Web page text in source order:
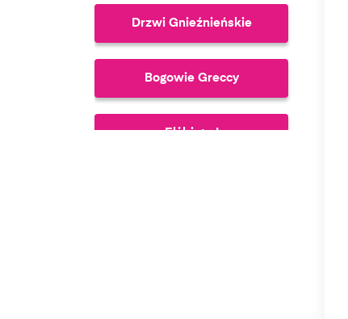
Drzwi Gnieźnieńskie
Bogowie Greccy
Elżbieta I